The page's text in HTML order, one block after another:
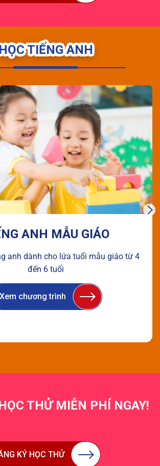
HỌC TIẾNG ANH
ANH MẪU GIÁO
anh dành cho lứa tuổi mẫu giáo từ 4
đến 6 tuổi
Xem chương trình
THỬ MIỄN PHÍ NGAY!
KÝ HỌC THỬ